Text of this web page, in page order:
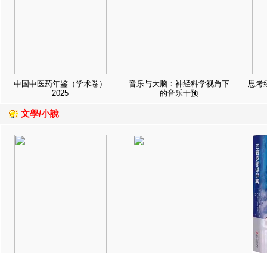
中国中医药年鉴（学术卷）
2025
音乐与大脑：神经科学视角下
的音乐干预
思考
文學/小說